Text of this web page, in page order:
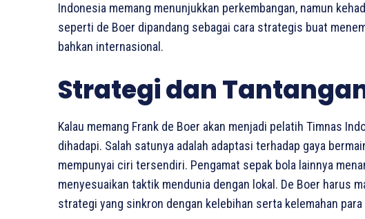
Indonesia memang menunjukkan perkembangan, namun
seperti de Boer dipandang sebagai cara strategis buat
bahkan internasional.
Strategi dan
Kalau memang Frank de Boer akan menjadi pelatih Timnas
dihadapi. Salah satunya adalah adaptasi terhadap gaya
mempunyai ciri tersendiri. Pengamat sepak bola lainnya
menyesuaikan taktik mendunia dengan lokal. De Boer harus
strategi yang sinkron dengan kelebihan serta kelemahan para